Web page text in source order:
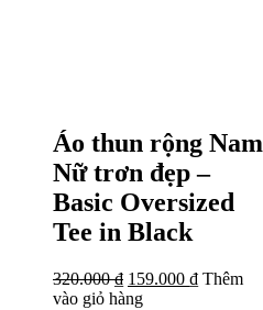
Áo thun rộng Nam
Nữ trơn đẹp –
Basic Oversized
Tee in Black
320.000₫ 159.000 ₫ Thêm
vào giỏ hàng